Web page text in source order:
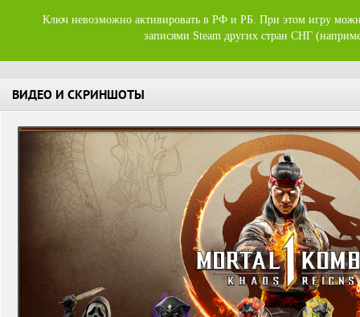
Ключ невозможно активировать в РФ и РБ. При этом игру
записями Steam других стран СНГ
ВИДЕО И СКРИНШОТЫ